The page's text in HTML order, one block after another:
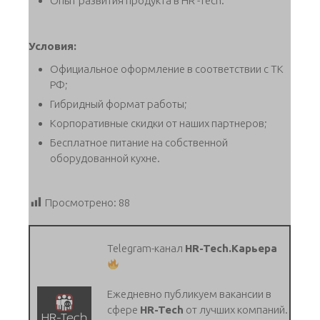
Условия:
Официальное оформление в соответствии с ТК
РФ;
Гибридный формат работы;
Корпоративные скидки от наших партнеров;
Бесплатное питание на собственной
оборудованной кухне.
Просмотрено: 88
Telegram-канал HR-Tech.Карьера
Ежедневно публикуем вакансии в
сфере HR-Tech от лучших компаний.